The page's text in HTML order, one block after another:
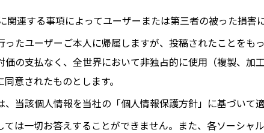
連する事項によってユーザーまたは第三者の被った損害
たユーザーご本人に帰属しますが、投稿されたことをも
の支払なく、全世界において非独占的に使用（複製、加
意されたものとします。
当該個人情報を当社の「個人情報保護方針」に基づいて適
は一切お答えすることができません。また、各ソーシャ